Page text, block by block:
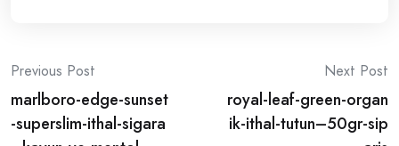
Post
navigation
Previous Post
marlboro-edge-sunset
-superslim-ithal-sigara
Next Post
royal-leaf-green-organ
ik-ithal-tutun–50gr-sip